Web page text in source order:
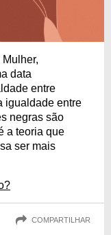
data
entre
igualdade entre
negras são
a teoria que
ser mais
COMPARTILHAR